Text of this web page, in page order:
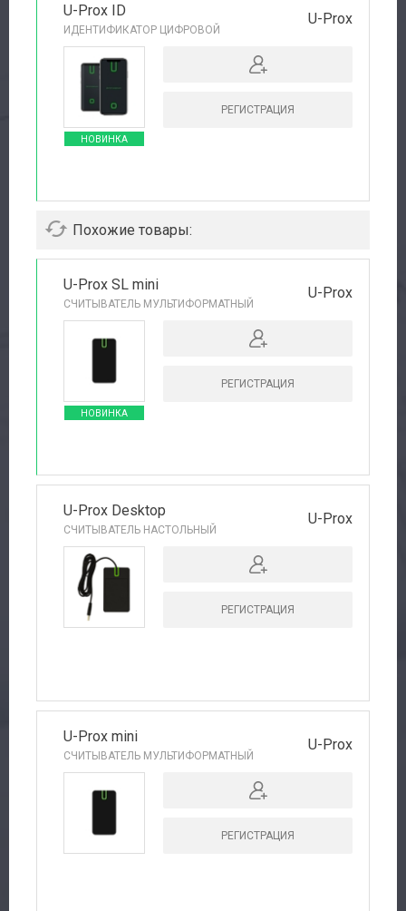
U-Prox ID
ИДЕНТИФИКАТОР ЦИФРОВОЙ
U-Prox
НОВИНКА
РЕГИСТРАЦИЯ
Похожие товары:
U-Prox SL mini
СЧИТЫВАТЕЛЬ МУЛЬТИФОРМАТНЫЙ
U-Prox
НОВИНКА
РЕГИСТРАЦИЯ
U-Prox Desktop
СЧИТЫВАТЕЛЬ НАСТОЛЬНЫЙ
U-Prox
РЕГИСТРАЦИЯ
U-Prox mini
СЧИТЫВАТЕЛЬ МУЛЬТИФОРМАТНЫЙ
U-Prox
РЕГИСТРАЦИЯ